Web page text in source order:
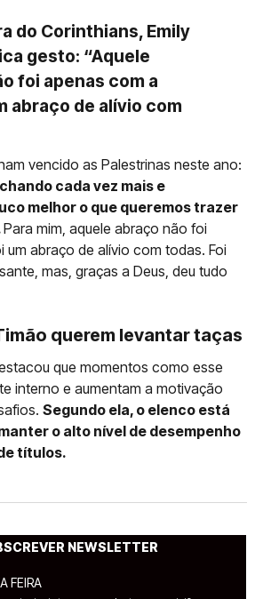
do Corinthians, Emily
gesto: “Aquele
foi apenas com a
abraço de alívio com
vencido as Palestrinas neste ano:
cada vez mais e
melhor o que queremos trazer
Para mim, aquele abraço não foi
um abraço de alívio com todas. Foi
mas, graças a Deus, deu tudo
querem levantar taças
que momentos como esse
interno e aumentam a motivação
Segundo ela, o elenco está
o alto nível de desempenho
títulos.
NEWSLETTER
FEIRA